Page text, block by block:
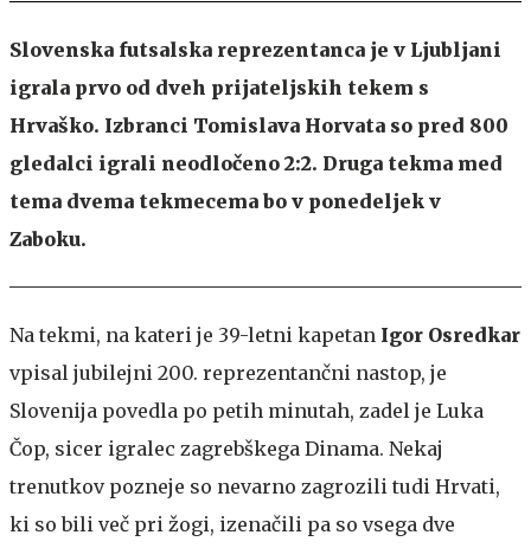
Slovenska futsalska reprezentanca je v Ljubljani
igrala prvo od dveh prijateljskih tekem s
Hrvaško. Izbranci Tomislava Horvata so pred 800
gledalci igrali neodločeno 2:2. Druga tekma med
tema dvema tekmecema bo v ponedeljek v
Zaboku.
Na tekmi, na kateri je 39-letni kapetan Igor Osredkar
vpisal jubilejni 200. reprezentančni nastop, je
Slovenija povedla po petih minutah, zadel je Luka
Čop, sicer igralec zagrebškega Dinama. Nekaj
trenutkov pozneje so nevarno zagrozili tudi Hrvati,
ki so bili več pri žogi, izenačili pa so vsega dve